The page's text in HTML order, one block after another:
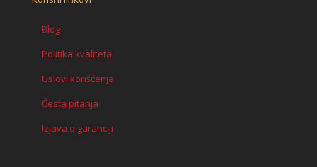
Blog
Politika kvaliteta
Uslovi korišćenja
Česta pitanja
Izjava o garanciji